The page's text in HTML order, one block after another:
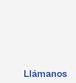
Llámanos